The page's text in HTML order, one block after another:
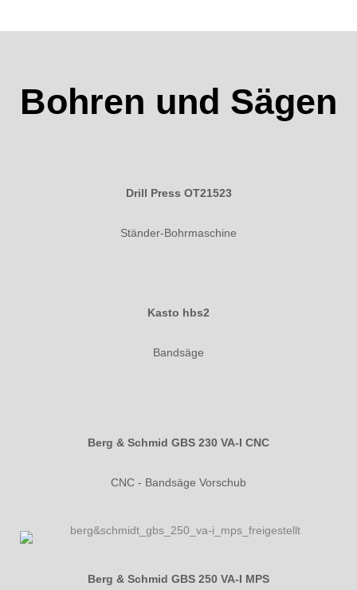
Bohren und Sägen
Drill Press OT21523
Ständer-Bohrmaschine
Kasto hbs2
Bandsäge
Berg & Schmid GBS 230 VA-I CNC
CNC - Bandsäge Vorschub
Berg & Schmid GBS 250 VA-I MPS